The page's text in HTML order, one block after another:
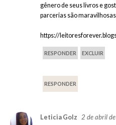
gênero de seus livros e
parcerias são
https://
RESPONDER EXCLUIR
RESPONDER
Leticia Golz 2 de abril